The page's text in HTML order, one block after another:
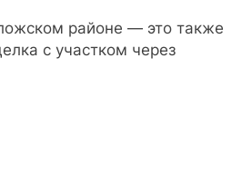
районе — это также
с участком через